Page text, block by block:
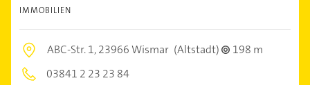
IMMOBILIEN
ABC-Str. 1,23966 Wismar (Altstadt)
198 m
03841 2 23 23 84